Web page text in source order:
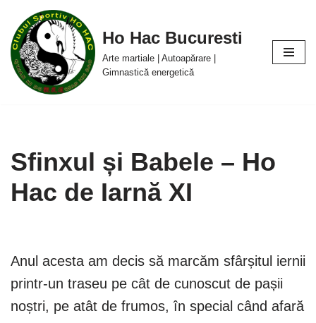
Sari
la
conținut
Ho Hac Bucuresti
Arte martiale | Autoapărare |
Gimnastică energetică
Sfinxul și Babele – Ho
Hac de Iarnă XI
Anul acesta am decis să marcăm sfârșitul iernii
printr-un traseu pe cât de cunoscut de pașii
noștri, pe atât de frumos, în special când afară